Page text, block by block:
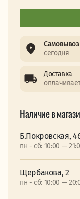
Самовывоз
сегодня
Доставка
Наличие в
Б.Покровская,
пн - сб: 10:00 —
Щербакова, 2
пн - сб: 10:00 —